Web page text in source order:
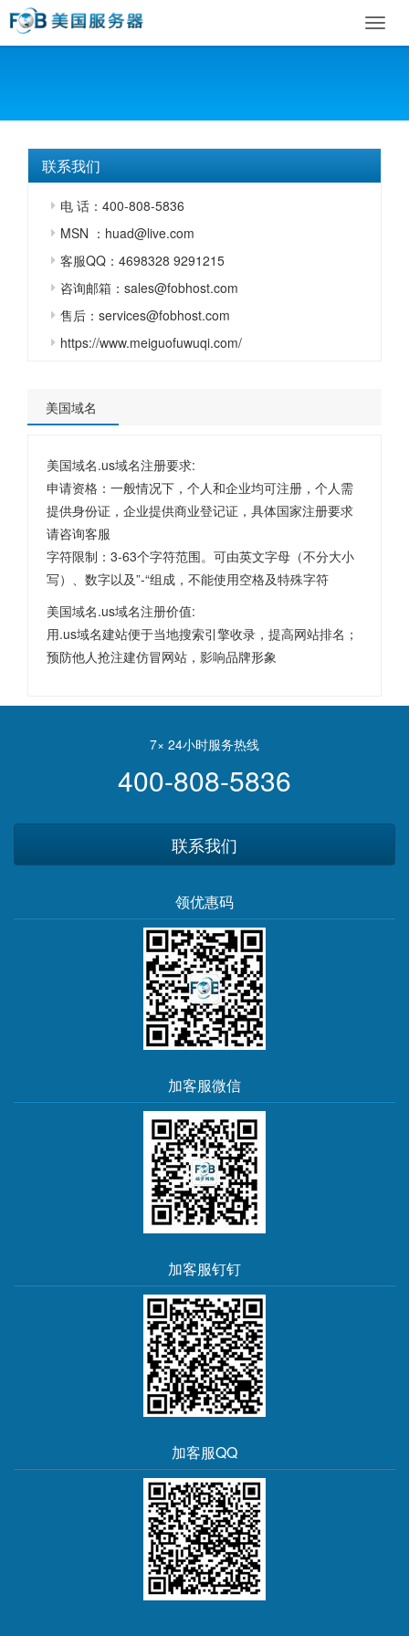
联系我们
电 话：400-808-5836
MSN ：huad@live.com
客服QQ：4698328 9291215
咨询邮箱：sales@fobhost.com
售后：services@fobhost.com
https://www.meiguofuwuqi.com/
美国域名
美国域名.us域名注册要求:
申请资格：一般情况下，个人和企业均可注册，个人需
提供身份证，企业提供商业登记证，具体国家注册要求
请咨询客服
字符限制：3-63个字符范围。可由英文字母（不分大小
写）、数字以及”-“组成，不能使用空格及特殊字符
美国域名.us域名注册价值:
用.us域名建站便于当地搜索引擎收录，提高网站排名；
预防他人抢注建仿冒网站，影响品牌形象
7× 24小时服务热线
400-808-5836
联系我们
领优惠码
加客服微信
加客服钉钉
加客服QQ